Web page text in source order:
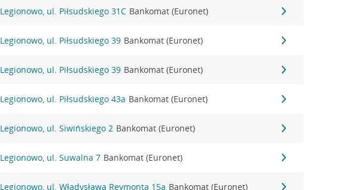
Legionowo, ul. Piłsudskiego 31C Bankomat (Euronet)
Legionowo, ul. Piłsudskiego 39 Bankomat (Euronet)
Legionowo, ul. Piłsudskiego 39 Bankomat (Euronet)
Legionowo, ul. Piłsudskiego 43a Bankomat (Euronet)
Legionowo, ul. Siwińskiego 2 Bankomat (Euronet)
Legionowo, ul. Suwalna 7 Bankomat (Euronet)
Legionowo, ul. Władysława Reymonta 15a Bankomat (Euronet)